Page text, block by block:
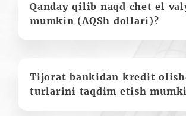
Qanday qilib naqd chet el
mumkin (AQSh dollari)?
Tijorat bankidan kredit
turlarini taqdim etish